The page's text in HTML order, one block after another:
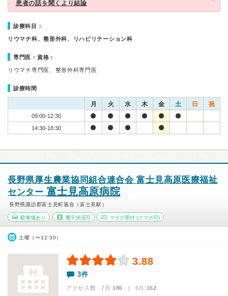
患者の話を聞くより結論
診療科目：
リウマチ科、整形外科、リハビリテーション科
専門医・資格：
リウマチ専門医、整形外科専門医
診療時間
月 火 水 木 金 土 日 祝
09:00-12:30
14:30-18:30
長野県厚生農業協同組合連合会 富士見高原医療福祉
センター 富士見高原病院
長野県諏訪郡富士見町落合（富士見駅）
駐車場あり 電子決済可 マイナ受付 (スマホ可)
土曜（〜12:30）
3.88
3件
アクセス数 7月:186 | 6月:162